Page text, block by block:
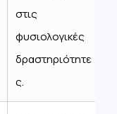
στις
φυσιολογικές
δραστηριότητε
ς.